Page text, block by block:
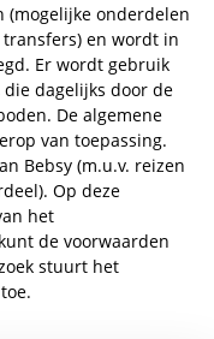
(mogelijke onderdelen
en wordt in
Er wordt gebruik
dagelijks door de
De algemene
van toepassing.
Bebsy (m.u.v. reizen
Op deze
het
de voorwaarden
stuurt het